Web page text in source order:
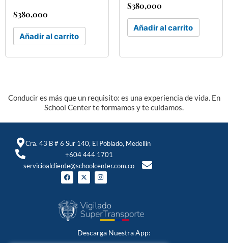
$380,000
Añadir al carrito
$380,000
Añadir al carrito
Conducir es más que un requisito: es una experiencia de vida. En
School Center te formamos y te cuidamos.
Cra. 43 B # 6 Sur 140, El Poblado, Medellín
+604 444 1701
servicioalcliente@schoolcenter.com.co
F
a
c
b
o
o
k
X
-
t
t
t
e
I
n
s
g
r
a
m
Descarga Nuestra App: